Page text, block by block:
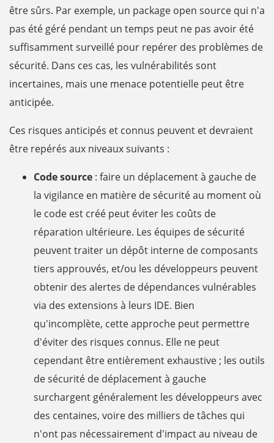
être sûrs. Par exemple, un package open source qui n'a
pas été géré pendant un temps peut ne pas avoir été
suffisamment surveillé pour repérer des problèmes de
sécurité. Dans ces cas, les vulnérabilités sont
incertaines, mais une menace potentielle peut être
anticipée.
Ces risques anticipés et connus peuvent et devraient
être repérés aux niveaux suivants :
Code source : faire un déplacement à gauche de
la vigilance en matière de sécurité au moment où
le code est créé peut éviter les coûts de
réparation ultérieure. Les équipes de sécurité
peuvent traiter un dépôt interne de composants
tiers approuvés, et/ou les développeurs peuvent
obtenir des alertes de dépendances vulnérables
via des extensions à leurs IDE. Bien
qu'incomplète, cette approche peut permettre
d'éviter des risques connus. Elle ne peut
cependant être entièrement exhaustive ; les outils
de sécurité de déplacement à gauche
surchargent généralement les développeurs avec
des centaines, voire des milliers de tâches qui
n'ont pas nécessairement d'impact au niveau de